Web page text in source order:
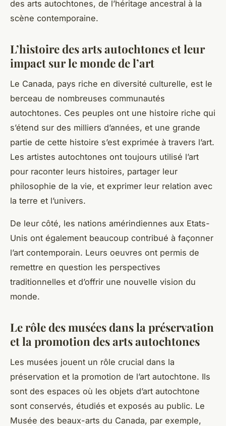
des arts autochtones, de l’héritage ancestral à la
scène contemporaine.
L’histoire des arts autochtones et leur
impact sur le monde de l’art
Le Canada, pays riche en diversité culturelle, est le
berceau de nombreuses communautés
autochtones. Ces peuples ont une histoire riche qui
s’étend sur des milliers d’années, et une grande
partie de cette histoire s’est exprimée à travers l’art.
Les artistes autochtones ont toujours utilisé l’art
pour raconter leurs histoires, partager leur
philosophie de la vie, et exprimer leur relation avec
la terre et l’univers.
De leur côté, les nations amérindiennes aux Etats-
Unis ont également beaucoup contribué à façonner
l’art contemporain. Leurs oeuvres ont permis de
remettre en question les perspectives
traditionnelles et d’offrir une nouvelle vision du
monde.
Le rôle des musées dans la préservation
et la promotion des arts autochtones
Les musées jouent un rôle crucial dans la
préservation et la promotion de l’art autochtone. Ils
sont des espaces où les objets d’art autochtone
sont conservés, étudiés et exposés au public. Le
Musée des beaux-arts du Canada, par exemple,